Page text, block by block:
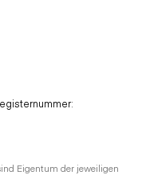
Eigentum der jeweiligen